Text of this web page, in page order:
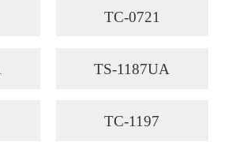
TC-0721
TS-1187UA
TC-1197